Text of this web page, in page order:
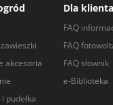
akcesoria
pudełka
Dla klienta
FAQ
FAQ
FAQ słownik
e-Biblioteka